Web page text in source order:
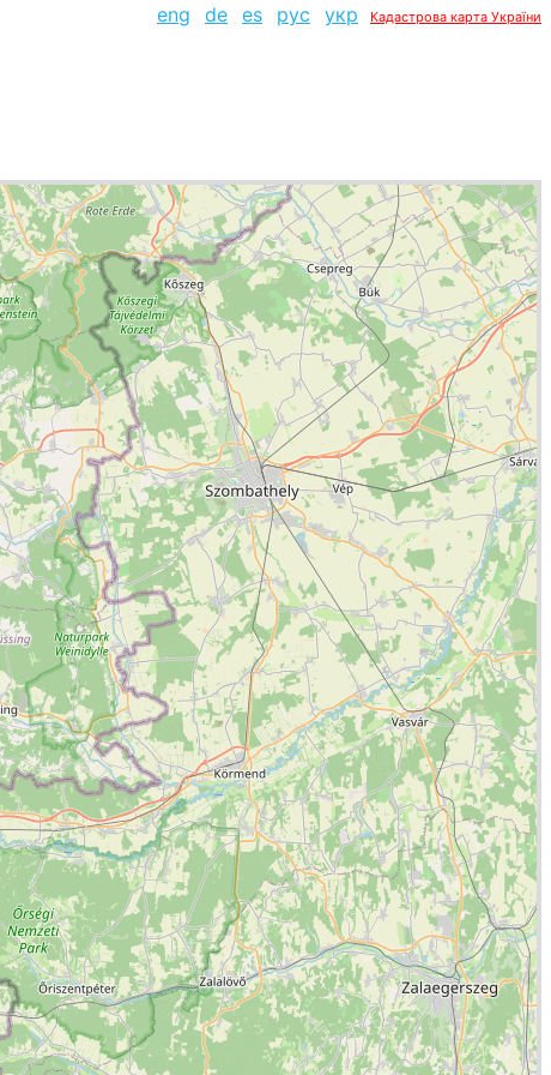
eng de es рус укр Кадастрова карта України